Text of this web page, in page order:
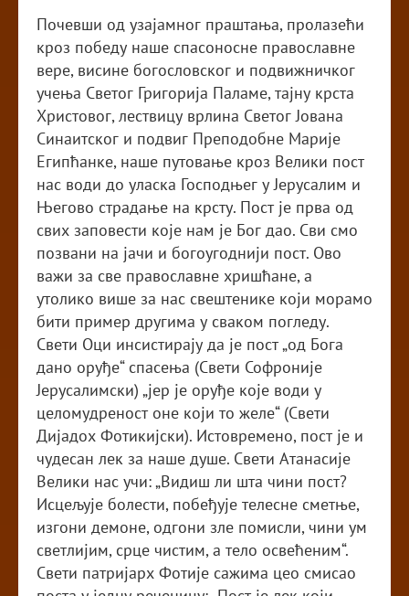
Почевши од узајамног праштања, пролазећи
кроз победу наше спасоносне православне
вере, висине богословског и подвижничког
учења Светог Григорија Паламе, тајну крста
Христовог, лествицу врлина Светог Јована
Синаитског и подвиг Преподобне Марије
Египћанке, наше путовање кроз Велики пост
нас води до уласка Господњег у Јерусалим и
Његово страдање на крсту. Пост је прва од
свих заповести које нам је Бог дао. Сви смо
позвани на јачи и богоугоднији пост. Ово
важи за све православне хришћане, а
утолико више за нас свештенике који морамо
бити пример другима у сваком погледу.
Свети Оци инсистирају да је пост „од Бога
дано оруђе“ спасења (Свети Софроније
Јерусалимски) „јер је оруђе које води у
целомудреност оне који то желе“ (Свети
Дијадох Фотикијски). Истовремено, пост је и
чудесан лек за наше душе. Свети Атанасије
Велики нас учи: „Видиш ли шта чини пост?
Исцељује болести, побеђује телесне сметње,
изгони демоне, одгони зле помисли, чини ум
светлијим, срце чистим, а тело освећеним“.
Свети патријарх Фотије сажима цео смисао